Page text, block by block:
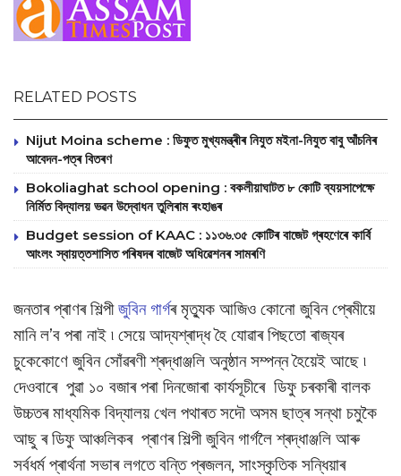
RELATED POSTS
Nijut Moina scheme : ডিফুত মুখ্যমন্ত্ৰীৰ নিযুত মইনা-নিযুত বাবু আঁচনিৰ
আবেদন-পত্ৰ বিতৰণ
Bokoliaghat school opening : বকলীয়াঘাটত ৮ কোটি ব্যয়সাপেক্ষে
নির্মিত বিদ্যালয় ভৱন উদ্বোধন তুলিৰাম ৰংহাঙৰ
Budget session of KAAC : ১১৩৬.৩৫ কোটিৰ বাজেট গ্ৰহণেৰে কাৰ্বি
আংলং স্বায়‌ত্তশাসিত পৰিষদৰ বাজেট অধিৱেশনৰ সামৰণি
জনতাৰ প্ৰাণৰ শিল্পীজুবিন গাৰ্গৰ মৃত্যুক আজিও কোনো জুবিন প্ৰেমীয়ে
মানি ল’ব পৰা নাই ৷ সেয়ে আদ্যশ্ৰাদ্ধ হৈ যোৱাৰ পিছতো ৰাজ্যৰ
চুকেকোণে জুবিন সোঁৱৰণী শ্ৰদ্ধাঞ্জলি অনুষ্ঠান সম্পন্ন হৈয়েই আছে ৷
দেওবাৰে পুৱা ১০ বজাৰ পৰা দিনজোৰা কাৰ্যসূচীৰে ডিফু চৰকাৰী বালক
উচ্চতৰ মাধ্যমিক বিদ্যালয় খেল পথাৰত সদৌ অসম ছাত্ৰ সন্থা চমুকৈ
আছু ৰ ডিফু আঞ্চলিকৰ প্ৰাণৰ শিল্পী জুবিন গাৰ্গলৈ শ্ৰদ্ধাঞ্জলি আৰু
সৰ্বধৰ্ম প্ৰাৰ্থনা সভাৰ লগতে বন্তি প্ৰজলন, সাংস্কৃতিক সন্ধিয়াৰ